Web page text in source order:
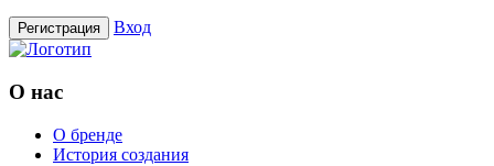
Регистрация Вход
О нас
О бренде
История создания